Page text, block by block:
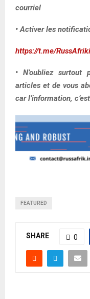
courriel
• Activer les
https://t.me/
• N’oubliez
articles et de vous
car l’information,
FEATURED
SHARE 0